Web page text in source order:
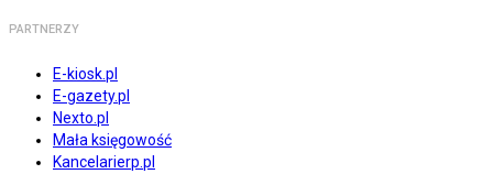
PARTNERZY
E-kiosk.pl
E-gazety.pl
Nexto.pl
Mała księgowość
Kancelarierp.pl